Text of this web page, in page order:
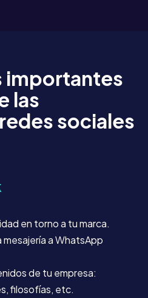
importantes
las
sociales
en torno a tu marca.
mesajería a WhatsApp
de tu empresa:
filosofías, etc.